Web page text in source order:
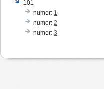
101
numer: 1
numer: 2
numer: 3